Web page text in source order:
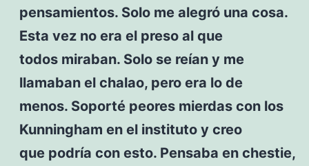
pensamientos. Solo me alegró una cosa.
Esta vez no era el preso al que
todos miraban. Solo se reían y me
llamaban el chalao, pero era lo de
menos. Soporté peores mierdas con los
Kunningham en el instituto y creo
que podría con esto. Pensaba en chestie,